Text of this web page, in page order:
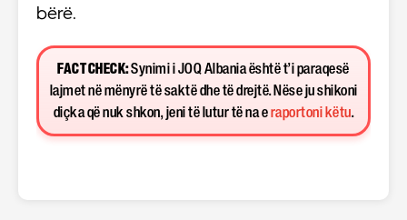
bërë.
FACT CHECK:Synimi i JOQ Albania është t’i paraqesë
lajmet në mënyrë të saktë dhe të drejtë. Nëse ju shikoni
diçka që nuk shkon, jeni të lutur të na e raportoni këtu.